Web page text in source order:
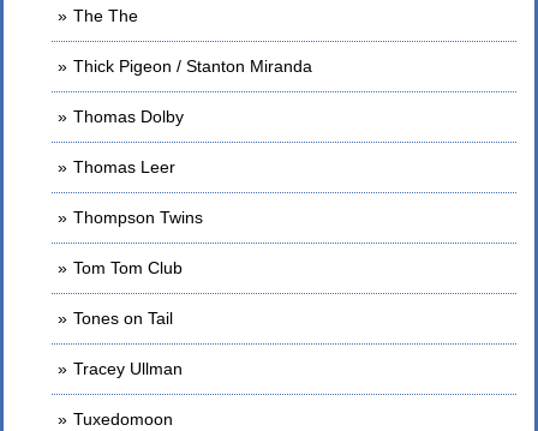
The The
Thick Pigeon / Stanton Miranda
Thomas Dolby
Thomas Leer
Thompson Twins
Tom Tom Club
Tones on Tail
Tracey Ullman
Tuxedomoon